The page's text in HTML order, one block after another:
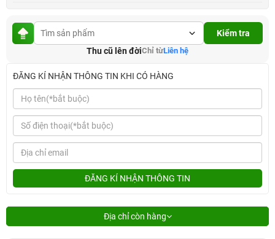
Kiểm tra
Thu cũ lên đờiChỉ từLiên hệ
ĐĂNG KÍ NHẬN THÔNG TIN KHI CÓ HÀNG
ĐĂNG KÍ NHẬN THÔNG TIN
Địa chỉ còn hàng